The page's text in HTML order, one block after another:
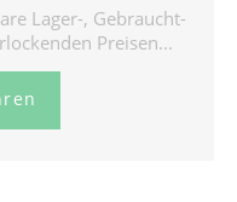
Lager-, Gebraucht-
Preisen...